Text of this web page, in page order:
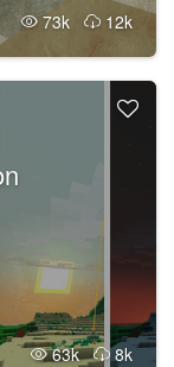
73k 12k
63k 8k